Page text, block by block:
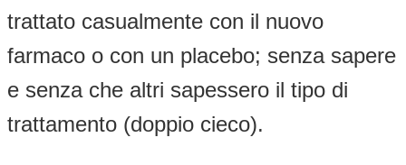
trattato casualmente con il nuovo
farmaco o con un placebo; senza sapere
e senza che altri sapessero il tipo di
trattamento (doppio cieco).